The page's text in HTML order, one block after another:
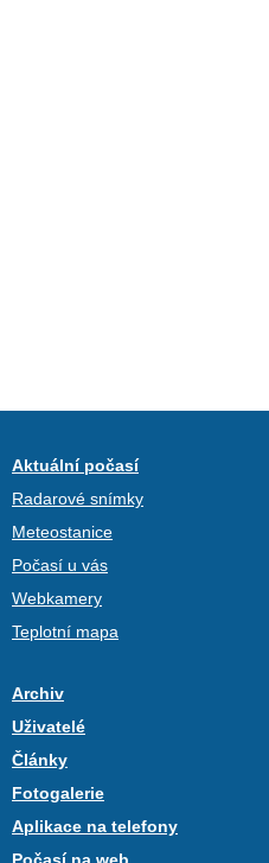
Aktuální počasí
Radarové snímky
Meteostanice
Počasí u vás
Webkamery
Teplotní mapa
Archiv
Uživatelé
Články
Fotogalerie
Aplikace na telefony